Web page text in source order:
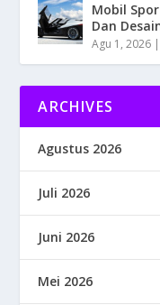
Mobil
Dan
Agu 1, 2026 |
ARCHIVES
Agustus 2026
Juli 2026
Juni 2026
Mei 2026